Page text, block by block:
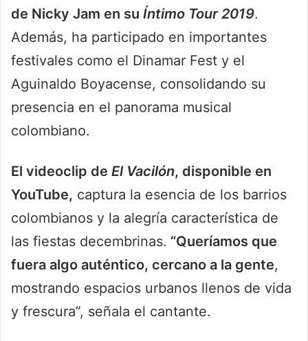
de Nicky Jam en su Íntimo Tour 2019.
Además, ha participado en importantes
festivales como el Dinamar Fest y el
Aguinaldo Boyacense, consolidando su
presencia en el panorama musical
colombiano.
El videoclip de El Vacilón, disponible en
YouTube, captura la esencia de los barrios
colombianos y la alegría característica de
las fiestas decembrinas. “Queríamos que
fuera algo auténtico, cercano a la gente,
mostrando espacios urbanos llenos de vida
y frescura”, señala el cantante.